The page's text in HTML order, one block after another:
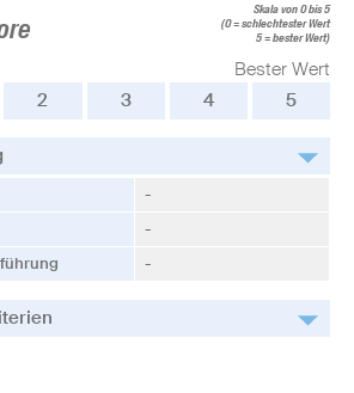
Skala von 0 bis 5
(0 = schlechtester Wert
5 = bester Wert)
Bester Wert
2 3 4 5
-
-
-